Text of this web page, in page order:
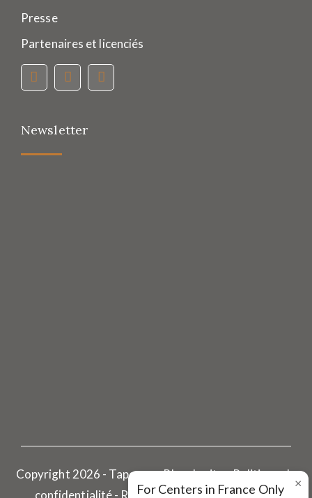
×
For Centers in France Only
Presse
Partenaires et licenciés
Newsletter
Copyright 2026 - Tapovan - Plan du site - Politique de
confidentialité - Réalisé par Pharoscion Global